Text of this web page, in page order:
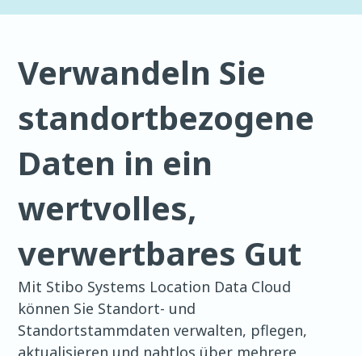
Verwandeln Sie
standortbezogene
Daten in ein
wertvolles,
verwertbares Gut
Mit Stibo Systems Location Data Cloud
können Sie Standort- und
Standortstammdaten verwalten, pflegen,
aktualisieren und nahtlos über mehrere